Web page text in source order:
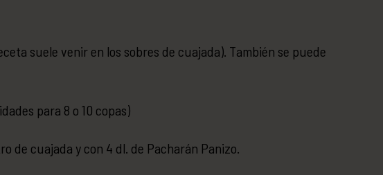
suele venir en los sobres de cuajada). También se puede
para 8 o 10 copas)
de cuajada y con 4 dl. de Pacharán Panizo.